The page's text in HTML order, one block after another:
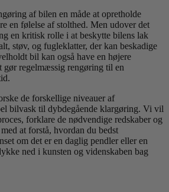
af bilen en måde at opretholde
en følelse af stolthed. Men udover det
en kritisk rolle i at beskytte bilens lak
støv, og fugleklatter, der kan beskadige
bil kan også have en højere
regelmæssig rengøring til en
de forskellige niveauer af
bilvask til dybdegående klargøring. Vi vil
forklare de nødvendige redskaber og
at forstå, hvordan du bedst
om det er en daglig pendler eller en
ned i kunsten og videnskaben bag